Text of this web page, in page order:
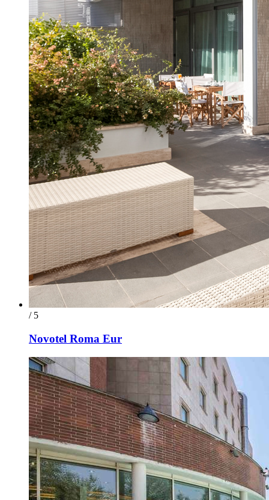
/ 5
Novotel Roma Eur